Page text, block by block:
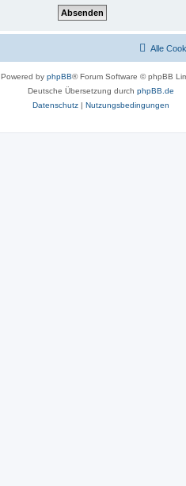
Alle
Powered by phpBB® Forum Software © phpBB
Deutsche Übersetzung durch phpBB.de
Datenschutz | Nutzungsbedingungen